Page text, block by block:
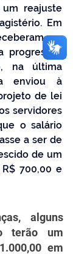
reajuste
Em
um
progressão
na última
enviou à
de lei
servidores
o salário
a ser de
de um
700,00 e
alguns
terão um
em